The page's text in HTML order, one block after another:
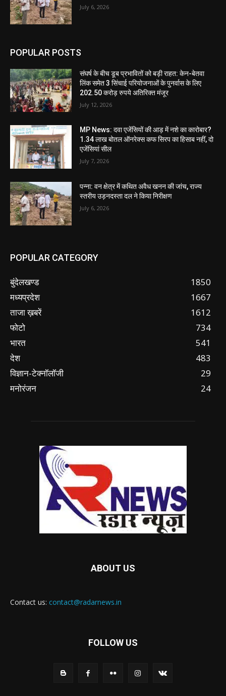
July 6, 2026
POPULAR POSTS
संघर्ष के बीच डूब प्रभावितों को बड़ी राहत: केन-बेतवा
लिंक समेत 3 सिंचाई परियोजनाओं के पुनर्वास के लिए
202.50 करोड़ रुपये अतिरिक्त मंजूर
July 12, 2026
MP News: दवा एजेंसियों की आड़ में नशे का कारोबार?
1.34 लाख बोतल ऑनरेक्स कफ सिरप का हिसाब नहीं, दो
एजेंसियां सील
July 7, 2026
पन्ना: वन क्षेत्र में कथित अवैध खनन की जांच, राज्य
स्तरीय उड़नदस्ता दल ने किया निरीक्षण
July 6, 2026
POPULAR CATEGORY
बुंदेलखण्ड
1850
मध्यप्रदेश
1667
ताजा ख़बरें
1612
फोटो
734
भारत
541
देश
483
विज्ञान-टेक्नॉलॉजी
29
मनोरंजन
24
ABOUT US
Contact us: contact@radarnews.in
FOLLOW US